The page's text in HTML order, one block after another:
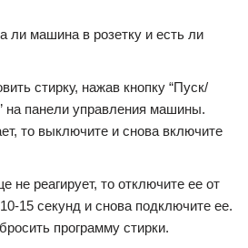
ли машина в розетку и есть ли
стирку, нажав кнопку “Пуск/
на панели управления машины.
то выключите и снова включите
не реагирует, то отключите ее от
15 секунд и снова подключите ее.
программу стирки.